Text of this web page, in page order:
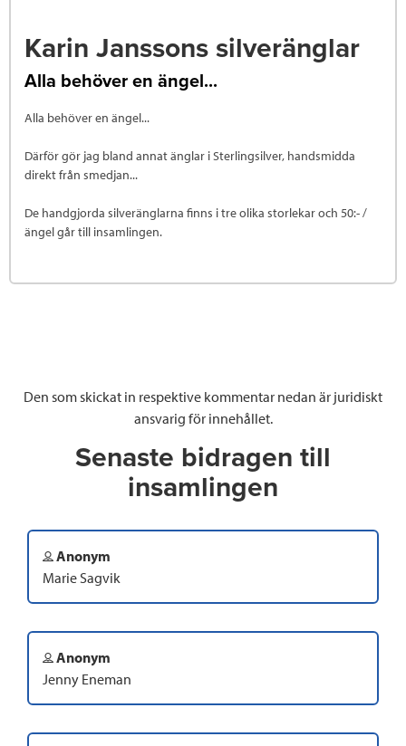
Karin Janssons silveränglar
Alla behöver en ängel...
Alla behöver en ängel...
Därför gör jag bland annat änglar i Sterlingsilver, handsmidda
direkt från smedjan...
De handgjorda silveränglarna finns i tre olika storlekar och 50:- /
ängel går till insamlingen.
Den som skickat in respektive kommentar nedan är juridiskt
ansvarig för innehållet.
Senaste bidragen till
insamlingen
Anonym
Marie Sagvik
Anonym
Jenny Eneman